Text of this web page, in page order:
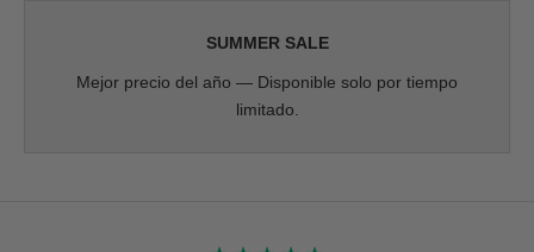
SUMMER SALE
Mejor precio del año — Disponible solo por tiempo
limitado.